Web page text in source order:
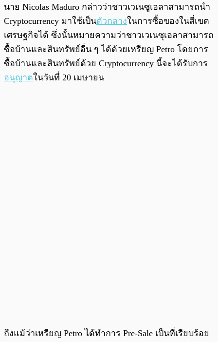
นาย Nicolas Maduro กล่าวว่าชาวเวเนซูเอลาสามารถนำ
Cryptocurrency มาใช้เป็นตัวกลางในการซื้อของในสี่เขต
เศรษฐกิจได้ ซึ่งนั้นหมายความว่าชาวเวเนซุเอลาสามารถ
ซื้อบ้านและสินทรัพย์อื่น ๆ ได้ด้วยเหรียญ Petro โดยการ
ซื้อบ้านและสินทรัพย์ด้วย Cryptocurrency นี้จะได้รับการ
อนุญาตในวันที่ 20 เมษายน
ถึงแม้ว่าเหรียญ Petro ได้ทำการ Pre-Sale เป็นที่เรียบร้อย